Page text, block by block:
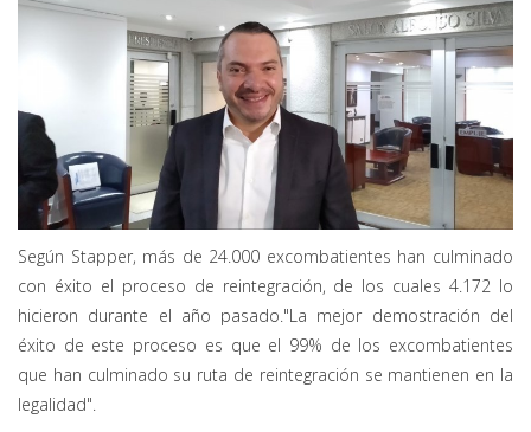
Según Stapper, más de 24.000 excombatientes han culminado
con éxito el proceso de reintegración, de los cuales 4.172 lo
hicieron durante el año pasado."La mejor demostración del
éxito de este proceso es que el 99% de los excombatientes
que han culminado su ruta de reintegración se mantienen en la
legalidad".